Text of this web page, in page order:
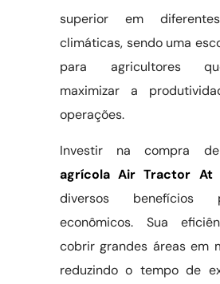
superior em
climáticas, sendo uma
para agricultores
maximizar a
operações.
Investir na compra
agrícola Air Tractor At
diversos benefícios
econômicos. Sua
cobrir grandes áreas em
reduzindo o tempo de